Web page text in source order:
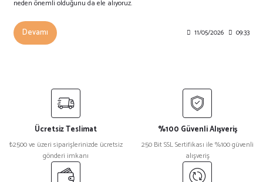
neden önemli olduğunu da ele alıyoruz.
Devamı 11/05/2026 09:33
Ücretsiz Teslimat
₺2500 ve üzeri siparişlerinizde ücretsiz
gönderi imkanı
%100 Güvenli Alışveriş
250 Bit SSL Sertifikası ile %100 güvenli
alışveriş